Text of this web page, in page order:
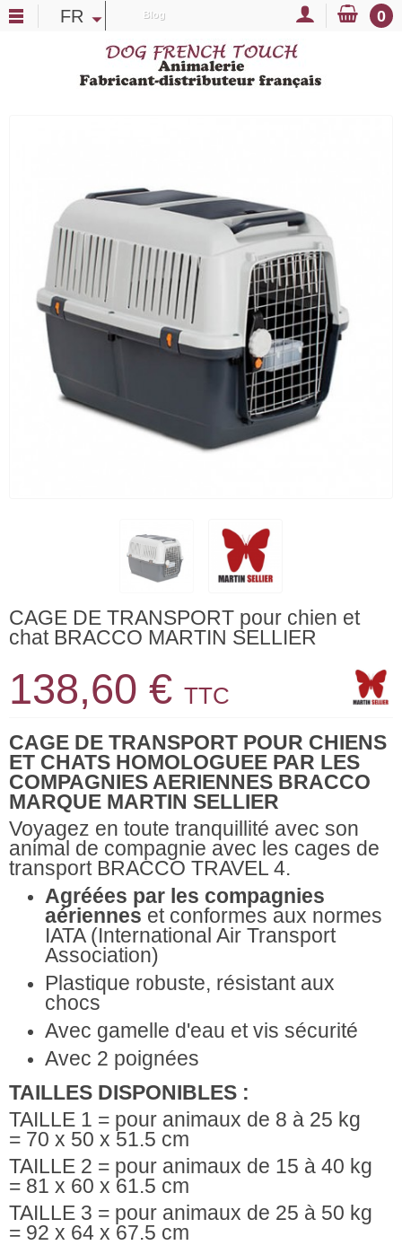
FR Blog 0
CAGE DE TRANSPORT pour chien et
chat BRACCO MARTIN SELLIER
138,60 € TTC
CAGE DE TRANSPORT POUR CHIENS
ET CHATS HOMOLOGUEE PAR LES
COMPAGNIES AERIENNES BRACCO
MARQUE MARTIN SELLIER
Voyagez en toute tranquillité avec son
animal de compagnie avec les cages de
transport BRACCO TRAVEL 4.
Agréées par les compagnies
aériennes et conformes aux normes
IATA (International Air Transport
Association)
Plastique robuste, résistant aux
chocs
Avec gamelle d'eau et vis sécurité
Avec 2 poignées
TAILLES DISPONIBLES :
TAILLE 1 = pour animaux de 8 à 25 kg
= 70 x 50 x 51.5 cm
TAILLE 2 = pour animaux de 15 à 40 kg
= 81 x 60 x 61.5 cm
TAILLE 3 = pour animaux de 25 à 50 kg
= 92 x 64 x 67.5 cm